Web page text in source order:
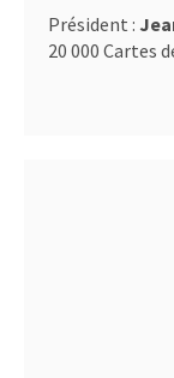
Président :
20 000 Cartes